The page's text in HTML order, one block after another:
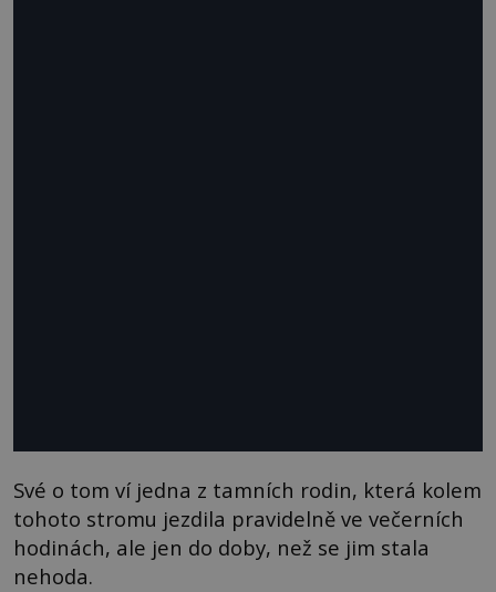
Své o tom ví jedna z tamních rodin, která kolem
tohoto stromu jezdila pravidelně ve večerních
hodinách, ale jen do doby, než se jim stala
nehoda.